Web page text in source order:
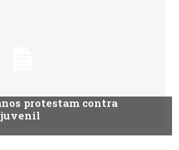
protestam contra
juvenil